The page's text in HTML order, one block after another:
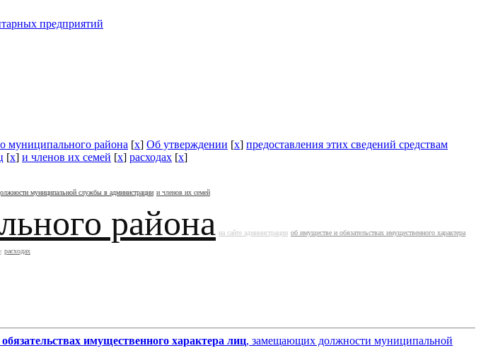
предприятий
муниципального района [x] Об утверждении [x] предоставления этих сведений средствам
[x] и членов их семей [x] расходах [x]
муниципальной службы в администрации и членов их семей
района на сайте администрации об имуществе и обязательствах имущественного характера
расходах
имущественного характера лиц, замещающих должности муниципальной